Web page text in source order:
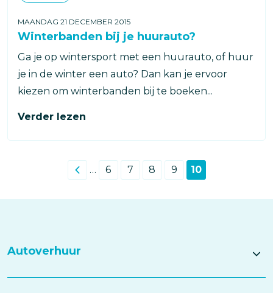
MAANDAG 21 DECEMBER 2015
Winterbanden bij je huurauto?
Ga je op wintersport met een huurauto, of huur
je in de winter een auto? Dan kan je ervoor
kiezen om winterbanden bij te boeken...
Verder lezen
Vorige
‹ … Page
6 Page
7 Page
8 Page
9
Huidige
10
Autoverhuur